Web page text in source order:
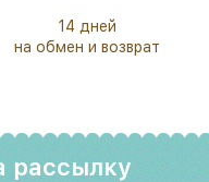
14 дней
на обмен и возврат
рассылку